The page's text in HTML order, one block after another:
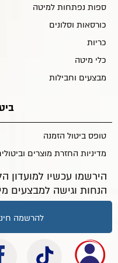
ספות נפתחות למיטה
כורסאות וסלונים
כריות
כלי מיטה
מבצעים וחבילות
טופס ביטול הזמנה
מדיניות החזרת מוצרים
הירשמו עכשיו למועדון
הנחות וגישה למבצעים
להרשמה